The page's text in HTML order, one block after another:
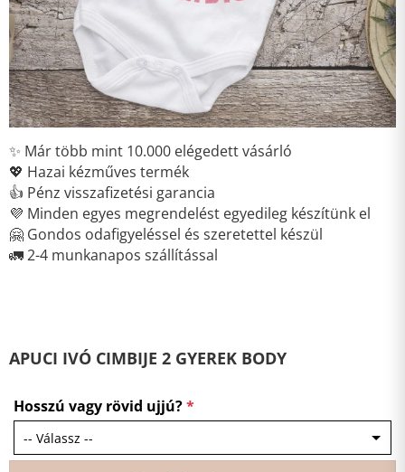
✨ Már több mint 10.000 elégedett vásárló
💖 Hazai kézműves termék
👍 Pénz visszafizetési garancia
💜 Minden egyes megrendelést egyedileg készítünk el
🤗 Gondos odafigyeléssel és szeretettel készül
🚛 2-4 munkanapos szállítással
APUCI IVÓ CIMBIJE 2 GYEREK BODY
Hosszú vagy rövid ujjú?*